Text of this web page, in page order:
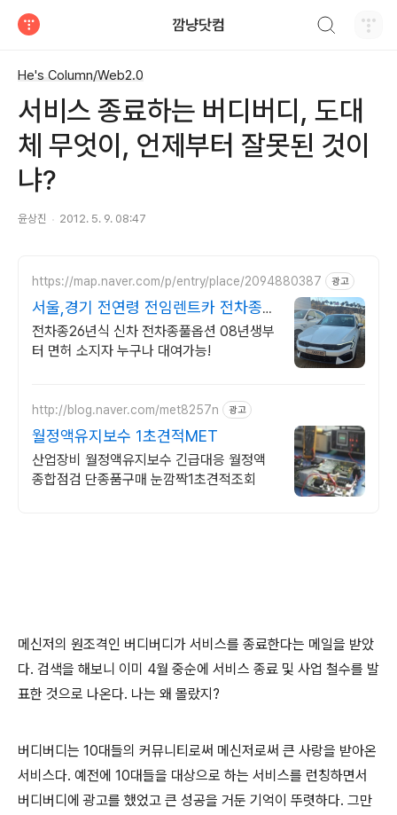
깜냥닷컴
He's Column/Web2.0
서비스 종료하는 버디버디, 도대
체 무엇이, 언제부터 잘못된 것이
냐?
윤상진 2012. 5. 9. 08:47
https://map.naver.com/p/entry/place/2094880387 광고
서울,경기 전연령 전임렌트카 전차종1
만원 할인!
전차종26년식 신차 전차종풀옵션 08년생부
터 면허 소지자 누구나 대여가능!
http://blog.naver.com/met8257n 광고
월정액유지보수 1초견적MET
산업장비 월정액유지보수 긴급대응 월정액
종합점검 단종품구매 눈깜짝1초견적조회
메신저의 원조격인 버디버디가 서비스를 종료한다는 메일을 받았
다. 검색을 해보니 이미 4월 중순에 서비스 종료 및 사업 철수를 발
표한 것으로 나온다. 나는 왜 몰랐지?
버디버디는 10대들의 커뮤니티로써 메신저로써 큰 사랑을 받아온
서비스다. 예전에 10대들을 대상으로 하는 서비스를 런칭하면서
버디버디에 광고를 했었고 큰 성공을 거둔 기억이 뚜렷하다. 그만